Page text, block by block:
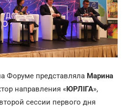
Форуме представляла Марина
направления «ЮРЛІГА»,
сессии первого дня